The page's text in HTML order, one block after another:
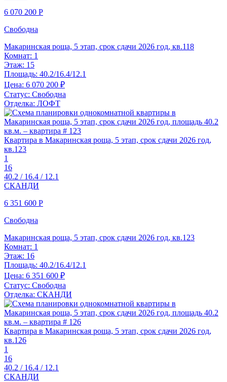
6 070 200 Р
Свободна
Макаринская роща, 5 этап, срок сдачи 2026 год, кв.118
Комнат: 1
Этаж: 15
Площадь: 40.2/16.4/12.1
Цена: 6 070 200 ₽
Статус: Свободна
Отделка: ЛОФТ
Квартира в Макаринская роща, 5 этап, срок сдачи 2026 год,
кв.123
1
16
40.2 / 16.4 / 12.1
СКАНДИ
6 351 600 Р
Свободна
Макаринская роща, 5 этап, срок сдачи 2026 год, кв.123
Комнат: 1
Этаж: 16
Площадь: 40.2/16.4/12.1
Цена: 6 351 600 ₽
Статус: Свободна
Отделка: СКАНДИ
Квартира в Макаринская роща, 5 этап, срок сдачи 2026 год,
кв.126
1
16
40.2 / 16.4 / 12.1
СКАНДИ